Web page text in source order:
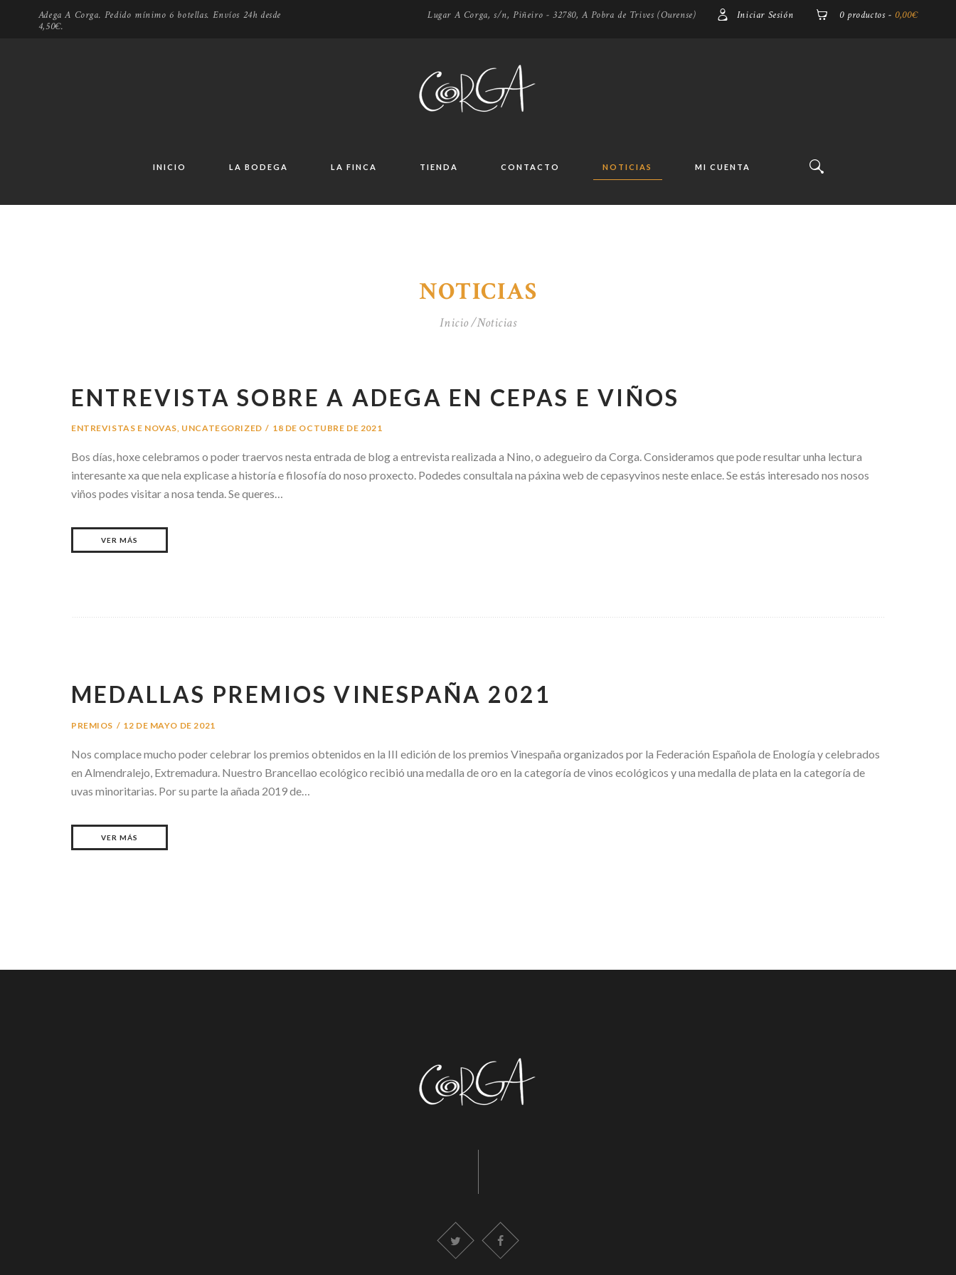
Adega A Corga. Pedido mínimo 6 botellas. Envíos 24h desde
4,50€.
0 productos- 0,00€
Iniciar Sesión
Lugar A Corga, s/n, Piñeiro - 32780, A Pobra de Trives (Ourense)
INICIO LA BODEGA LA FINCA TIENDA CONTACTO NOTICIAS MI CUENTA
NOTICIAS
Inicio Noticias
ENTREVISTA SOBRE A ADEGA EN CEPAS E VIÑOS
ENTREVISTAS E NOVAS, UNCATEGORIZED 18 DE OCTUBRE DE 2021
Bos días, hoxe celebramos o poder traervos nesta entrada de blog a entrevista realizada a Nino, o adegueiro da Corga. Consideramos que pode resultar unha lectura
interesante xa que nela explicase a historía e filosofía do noso proxecto. Podedes consultala na páxina web de cepasyvinos neste enlace. Se estás interesado nos nosos
viños podes visitar a nosa tenda. Se queres…
VER MÁS
MEDALLAS PREMIOS VINESPAÑA 2021
PREMIOS 12 DE MAYO DE 2021
Nos complace mucho poder celebrar los premios obtenidos en la III edición de los premios Vinespaña organizados por la Federación Española de Enología y celebrados
en Almendralejo, Extremadura. Nuestro Brancellao ecológico recibió una medalla de oro en la categoría de vinos ecológicos y una medalla de plata en la categoría de
uvas minoritarias. Por su parte la añada 2019 de…
VER MÁS